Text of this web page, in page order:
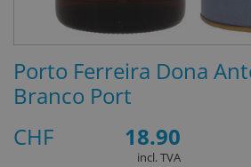
Porto Ferreira Dona
Branco Port
CHF
18.90
incl. TVA